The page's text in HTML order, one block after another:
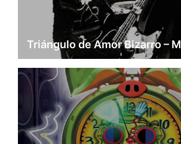
Triángulo de Amor Bizarro –